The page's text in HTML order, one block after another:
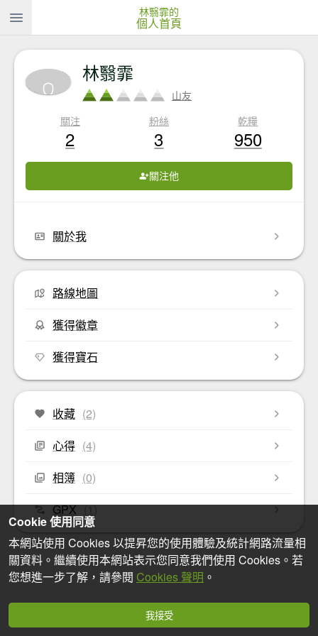
林翳霏的
個人首頁
林翳霏
山友
關注
2
粉絲
3
乾糧
950
關注他
關於我
路線地圖
獲得徽章
獲得寶石
收藏 (2)
心得 (4)
相簿 (0)
GPX (1)
Cookie 使用同意
本網站使用 Cookies 以提昇您的使用體驗及統計網路流量相
關資料。繼續使用本網站表示您同意我們使用 Cookies。若
您想進一步了解，請參閱 Cookies 聲明 。
我接受